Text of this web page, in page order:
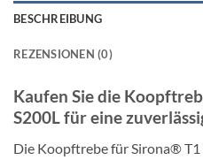
BESCHREIBUNG
REZENSIONEN (0)
Kaufen Sie die
S200L für eine
Die Koopftrebe für Sirona® T1